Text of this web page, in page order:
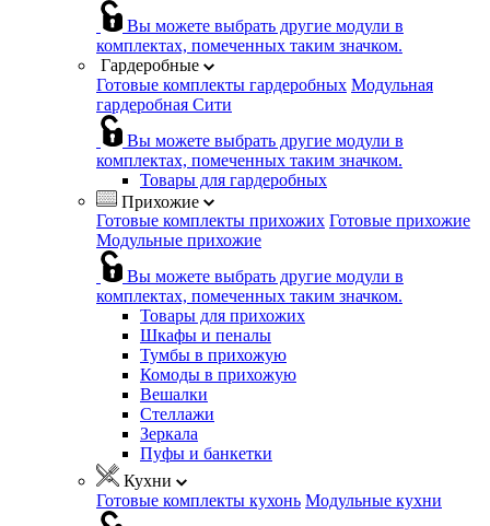
Вы можете выбрать другие модули в
комплектах, помеченных таким значком.
Гардеробные
Готовые комплекты гардеробных Модульная
гардеробная Сити
Вы можете выбрать другие модули в
комплектах, помеченных таким значком.
Товары для гардеробных
Прихожие
Готовые комплекты прихожих Готовые прихожие
Модульные прихожие
Вы можете выбрать другие модули в
комплектах, помеченных таким значком.
Товары для прихожих
Шкафы и пеналы
Тумбы в прихожую
Комоды в прихожую
Вешалки
Стеллажи
Зеркала
Пуфы и банкетки
Кухни
Готовые комплекты кухонь Модульные кухни